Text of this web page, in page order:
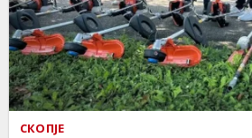
СКОПЈЕ